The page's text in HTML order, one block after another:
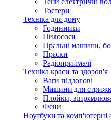
Тени електричні
Тостери
Техніка для дому
Годинники
Пилососи
Пральні машини,
Праски
Радіоприймачі
Техніка краси та здоров'я
Ваги підлогові
Машини для
Плойки,
Фени
Ноутбуки та комп'ютерні